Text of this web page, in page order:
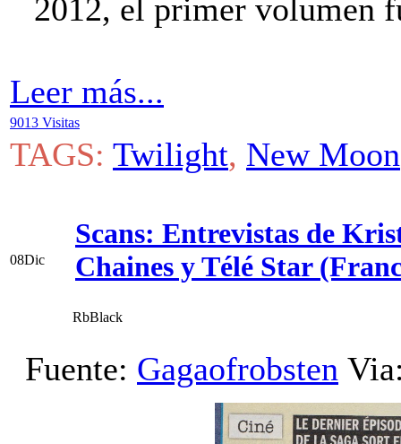
2012, el primer volumen
Leer más...
9013 Visitas
TAGS: Twilight, New Moon
08Dic
Scans: Entrevistas de
Chaines y Télé Star
RbBlack
Fuente: Gagaofrobsten